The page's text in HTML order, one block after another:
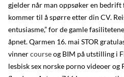
gjelder når man oppsøker en
kommer til å spørre etter din CV.
entusiasme,” for de gamle
åpnet. Qarmen 16. mai STOR
vinnercourseog BIM på utstilling i
lesbisk sex norske porno videoer og